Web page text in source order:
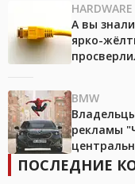
HARDWARE
А вы
ярко-
BMW
рекламы
ПОСЛЕДНИЕ